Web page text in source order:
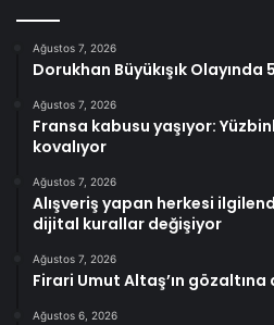
Ağustos 7, 2026
Dorukhan Büyükışık
Ağustos 7, 2026
Fransa kabusu yaşıyor:
kovalıyor
Ağustos 7, 2026
Alışveriş yapan herkesi
dijital kurallar değişiyor
Ağustos 7, 2026
Firari Umut Altaş’ın gözaltına
Ağustos 6, 2026